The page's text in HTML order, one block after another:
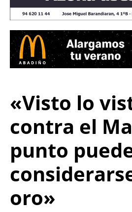
«Visto lo
contra el
punto
oro»